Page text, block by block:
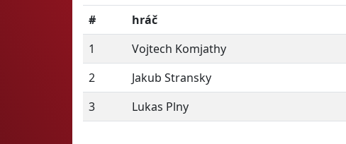
#
hráč
1
Vojtech Komjathy
2
Jakub Stransky
3
Lukas Plny